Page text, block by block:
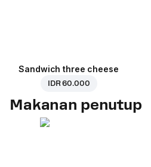
Sandwich three cheese
IDR 60.000
Makanan penutup